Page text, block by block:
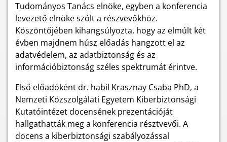
Tudományos Tanács elnöke, egyben a konferencia
levezető elnöke szólt a részvevőkhöz.
Köszöntőjében kihangsúlyozta, hogy az elmúlt két
évben majdnem húsz előadás hangzott el az
adatvédelem, az adatbiztonság és az
információbiztonság széles spektrumát érintve.
Első előadóként dr. habil Krasznay Csaba PhD, a
Nemzeti Közszolgálati Egyetem Kiberbiztonsági
Kutatóintézet docensének prezentációját
hallgathatták meg a konferencia résztvevői. A
docens a kiberbiztonsági szabályozással